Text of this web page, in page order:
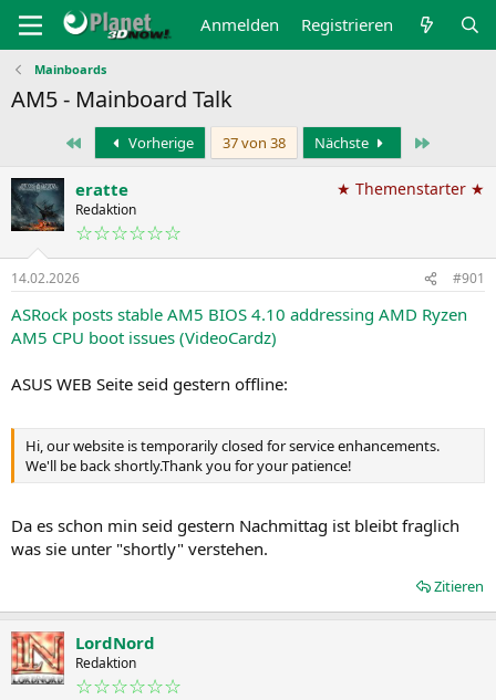
Anmelden Registrieren
Mainboards
AM5 - Mainboard Talk
Erste Vorherige 37 von 38 Nächste
eratte
Redaktion
☆☆☆☆☆☆
★ Themenstarter ★
14.02.2026 #901
ASRock posts stable AM5 BIOS 4.10 addressing AMD Ryzen
AM5 CPU boot issues (VideoCardz)
ASUS WEB Seite seid gestern offline:
Hi, our website is temporarily closed for service enhancements.
We'll be back shortly.Thank you for your patience!
Da es schon min seid gestern Nachmittag ist bleibt fraglich
was sie unter "shortly" verstehen.
Zitieren
LordNord
Redaktion
☆☆☆☆☆☆